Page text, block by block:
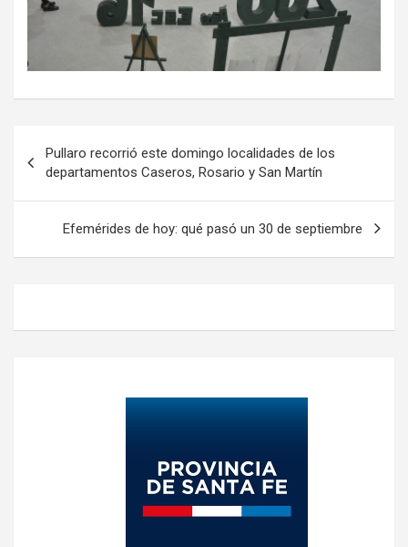
de
entradas
Pullaro recorrió este domingo localidades de los
departamentos Caseros, Rosario y San Martín
Efemérides de hoy: qué pasó un 30 de septiembre